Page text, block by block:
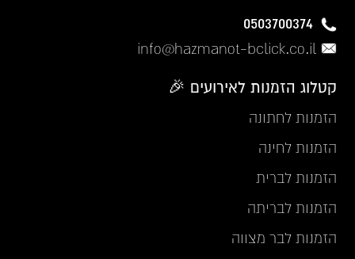
0503700374
info@hazmanot-bclick.co.il
קטלוג הזמנות לאירועים 🎉
הזמנות לחתונה
הזמנות לחינה
הזמנות לברית
הזמנות לבריתה
הזמנות לבר מצווה